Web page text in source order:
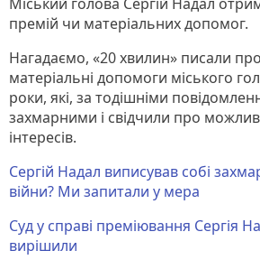
премій чи матеріальних допомог.
Нагадаємо, «20 хвилин» писали про
матеріальні допомоги міського
роки, які, за тодішніми
захмарними і свідчили про
інтересів.
Сергій Надал виписував собі
війни? Ми запитали у мера
Суд у справі преміювання Сергія
вирішили